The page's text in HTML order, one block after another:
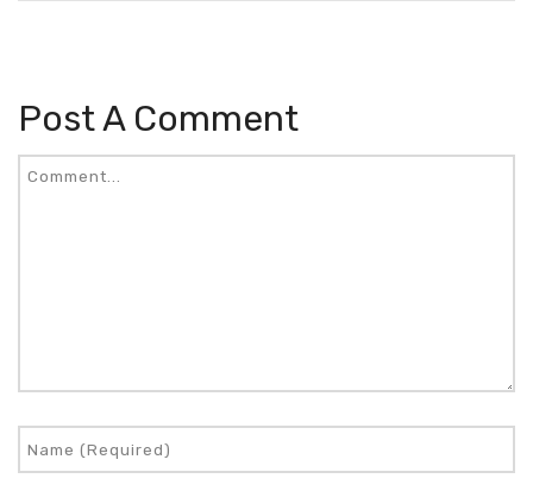
Post A Comment